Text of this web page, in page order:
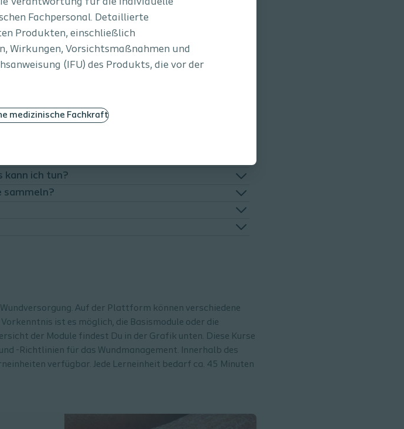
Fachpersonal. Detaillierte
Produkten, einschließlich
Wirkungen, Vorsichtsmaßnahmen und
(IFU) des Produkts, die vor der
medizinische Fachkraft
kann ich tun?​
sammeln?
Auf der Plattform können verschiedene
ist es möglich, die Basismodule oder die
der Module findest Du in der Grafik unten. Diese Kurse
-Richtlinien für das Wundmanagement. Innerhalb des
verfügbar. Jede Lerneinheit bedarf ca. 45 Minuten